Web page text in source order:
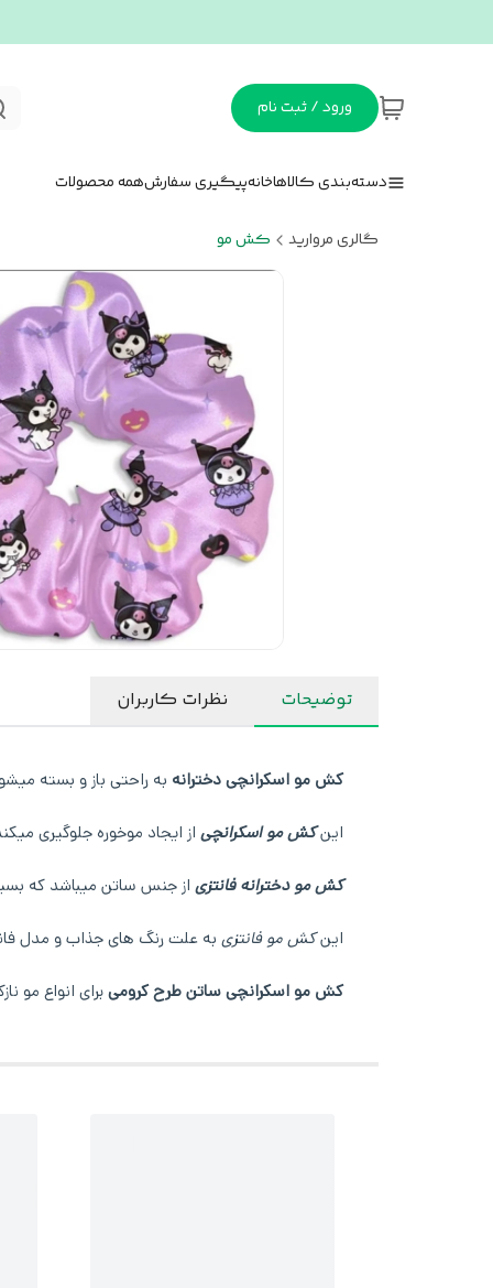
ورود / ثبت نام
دسته‌بندی کالاهاخانهپیگیری سفارشهمه محصولات
گالری مروارید کش مو
توضیحات نظرات کاربران
کش مو اسکرانچی دخترانه به راحتی باز و بسته
اینکش مو اسکرانچی از ایجاد موخوره جلوگیری
کش مو دخترانه فانتزی از جنس ساتن میباشد که
اینکش مو فانتزی به علت رنگ های جذاب و مدل
کش مو اسکرانچی ساتن طرح کرومیبرای انواع